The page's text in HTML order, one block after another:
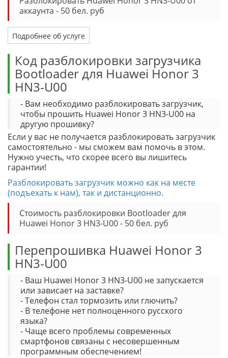
аккаунта - 50 бел. руб
Подробнее об услуге
Код разблокировки загрузчика
Bootloader для Huawei Honor 3
HN3-U00
- Вам необходимо разблокировать загрузчик,
чтобы прошить Huawei Honor 3 HN3-U00 на
другую прошивку?
Если у вас не получается разблокировать загрузчик
самостоятельно - мы сможем вам помочь в этом.
Нужно учесть, что скорее всего вы лишитесь
гарантии!
Разблокировать загрузчик можно как на месте
(подъехать к нам), так и дистанционно.
Стоимость разблокировки Bootloader для
Huawei Honor 3 HN3-U00 - 50 бел. руб
Перепрошивка Huawei Honor 3
HN3-U00
- Ваш Huawei Honor 3 HN3-U00 не запускается
или зависает на заставке?
- Телефон стал тормозить или глючить?
- В телефоне нет полноценного русского
языка?
- Чаще всего проблемы современных
смартфонов связаны с несовершенным
программным обеспечением!